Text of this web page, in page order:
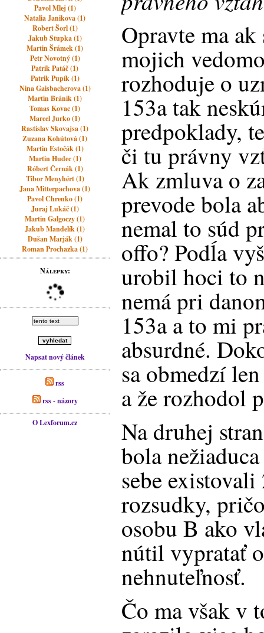
Pavol Mlej (1)
Natalia Janikova (1)
Robert Šorl (1)
Jakub Stupka (1)
Martin Šrámek (1)
Petr Novotný (1)
Patrik Patáč (1)
Patrik Pupík (1)
Nina Gaisbacherova (1)
Martin Bránik (1)
Tomas Kovac (1)
Marcel Jurko (1)
Rastislav Skovajsa (1)
Zuzana Kohútová (1)
Martin Estočák (1)
Martin Hudec (1)
Róbert Černák (1)
Tibor Menyhért (1)
Jana Mitterpachova (1)
Pavol Chrenko (1)
Juraj Lukáč (1)
Martin Galgoczy (1)
Jakub Mandelík (1)
Dušan Marják (1)
Roman Prochazka (1)
Nálepky:
Napsat nový článek
rss
rss - názory
O Lexforum.cz
Opravte ma
mojich
rozhoduje o
153a tak
predpoklady,
či tu právny
Ak zmluva o
prevode bola
nemal to súd
offo? Podĺa
urobil hoci to
nemá pri
153a a to mi
absurdné.
sa obmedzí
a že rozhodol
Na druhej
bola
sebe
rozsudky,
osobu B ako
nútil vypratať
nehnuteľnosť.
Čo ma však v